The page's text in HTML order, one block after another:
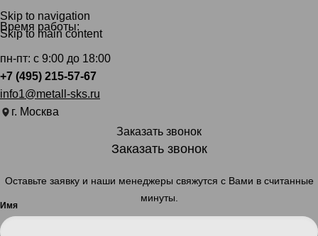
Skip to navigation
Skip to main content
Время работы:
пн-пт: с 9:00 до 18:00
+7 (495) 215-57-67
info1@metall-sks.ru
г. Москва
Заказать звонок
Заказать звонок
Оставьте заявку и наши менеджеры свяжутся с Вами в считанные
минуты.
Имя